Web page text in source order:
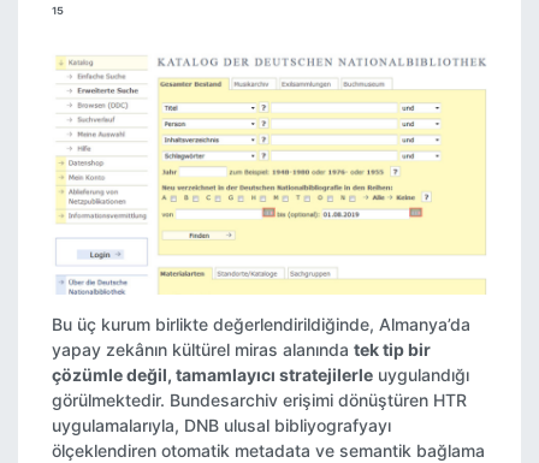
¹⁵
Bu üç kurum birlikte değerlendirildiğinde, Almanya’da
yapay zekânın kültürel miras alanında tek tip bir
çözümle değil, tamamlayıcı stratejilerle uygulandığı
görülmektedir. Bundesarchiv erişimi dönüştüren HTR
uygulamalarıyla, DNB ulusal bibliyografyayı
ölçeklendiren otomatik metadata ve semantik bağlama